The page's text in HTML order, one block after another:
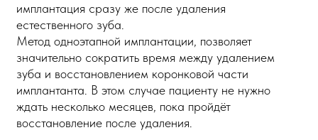
имплантация сразу же после удаления
естественного зуба.
Метод одноэтапной имплантации, позволяет
значительно сократить время между удалением
зуба и восстановлением коронковой части
имплантанта. В этом случае пациенту не нужно
ждать несколько месяцев, пока пройдёт
восстановление после удаления.